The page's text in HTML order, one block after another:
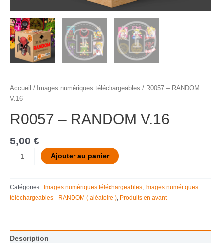
Accueil / Images numériques téléchargeables / R0057 – RANDOM
V.16
R0057 – RANDOM V.16
5,00 €
Ajouter au panier
Catégories : Images numériques téléchargeables Images numériques
téléchargeables - RANDOM ( aléatoire ) Produits en avant
Description